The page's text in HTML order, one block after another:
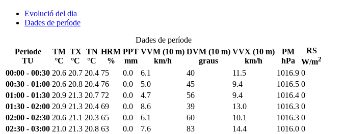
Evolució del dia
Dades de període
Dades de període
Període
TU
TM
°C
TX
°C
TN
°C
HRM
%
PPT
mm
VVM (10 m)
km/h
DVM (10 m)
graus
VVX (10 m)
km/h
PM
hPa
RS
W/m2
00:00 - 00:30 20.6 20.7 20.4 75 0.0 6.1 40 11.5 1016.9 0
00:30 - 01:00 20.6 20.8 20.4 76 0.0 5.0 45 9.4 1016.5 0
01:00 - 01:30 20.9 21.3 20.7 72 0.0 4.7 56 9.4 1016.4 0
01:30 - 02:00 20.9 21.3 20.4 69 0.0 8.6 39 13.0 1016.3 0
02:00 - 02:30 20.6 21.1 20.3 65 0.0 6.1 60 10.1 1016.3 0
02:30 - 03:00 21.0 21.3 20.8 63 0.0 7.6 83 14.4 1016.0 0